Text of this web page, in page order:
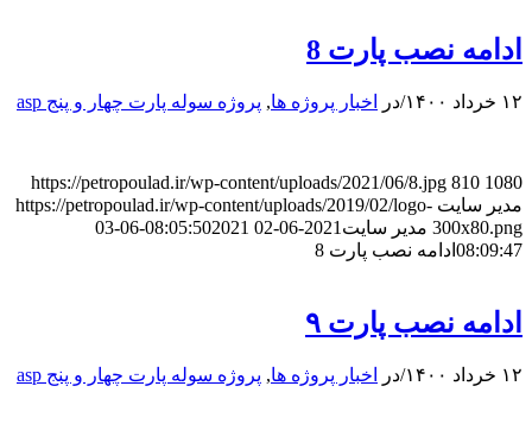
ادامه نصب پارت 8
۱۲ خرداد ۱۴۰۰ /در اخبار پروژه ها, پروژه سوله پارت چهار و پنج asp
https://petropoulad.ir/wp-content/uploads/2021/06/8.jpg 810 1080
مدیر سایت https://petropoulad.ir/wp-content/uploads/2019/02/logo-
300x80.png مدیر سایت 2021-06-02 08:05:50
2021-06-03
08:09:47 ادامه نصب پارت 8
ادامه نصب پارت ۹
۱۲ خرداد ۱۴۰۰ /در اخبار پروژه ها, پروژه سوله پارت چهار و پنج asp